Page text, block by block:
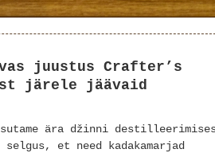
juustus Crafter’s
järele jäävaid
ära džinni
et need kadakamarjad